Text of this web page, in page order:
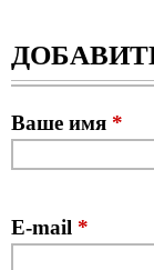
Ваше имя *
E-mail *